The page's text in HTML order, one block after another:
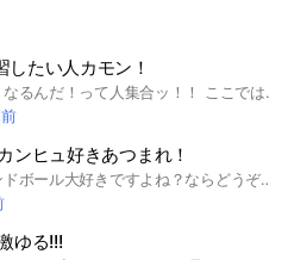
たい人カモン！
イラスト本気で上手くなるんだ！って人集合ッ！！ ここではイラスト練習やイラスト添削をするオープンチャットです。 イラストが上手くなりたい！アドバイスを貰いたい！って人は是非入ってみてください！ ---------------------------------- このオプのルールです！ オプに入ったらノートに自己紹介お願いします！ ーーーーーーーーーーーーーーーーーーーーーーー [NG一覧] ・誹謗中傷、暴言、荒らし ・他人のプライバシー暴露 ・過度な連投、スタ連 ・無断スクショ、無断保存 ・自作発言（トレス等もNG） ・公言無しの模写、トレス ・副官クレクレ ・過度な関係のない話（URL等は他界隈へ！） ・AIイラストの投稿 ・AIでの学習 ーーーーーーーーーーーーーーーーーーーーーーー ［一応書いてるOK一覧］ ・H、グロはノートにワンク挟んだらOK！ ーーーーーーーーーーーーーーーーーーーーーーー NG一覧以外のものは常識の範囲でOKです！！ みんなで楽しいオプにしましょう！ ※個人のプライバシーの暴露は自己責任でお願いします -イベント- - -トークルーム- -本オプ -ガチ練習部屋 -相談部屋 -管理人・副管理人部屋 -タグ表- #イラスト #練習 #イラスト練習 #デジタル #アナログ #上手くなりたい #うまくなりたい #本気 #成長したい #イラスト上達 #上達 #添削 #アドバイス #絵 #お絵描き
ンヒュ好きあつまれ！
あっ！あなたポーランドボール大好きですよね？ならどうぞ入って行ってください！イラスト投げてもいいし、雑談に花を咲かせてもOK！無通知部屋完備！初心者？どうぞどうぞ、他の界隈から？どうぞどうぞ！荒らしはもちろんお断り！ 即蹴ります！ 入ってきたら大事なノート見てねぇ～ ～禁止事項～ 荒らしとか個人情報暴露とかやめてね絶対？ 即抜けお断り！ 誹謗中傷禁止！ ～ハッシュタグの乱用↓～ #ポーランドボール #雑談 #CH #PB #CB #カンヒュ #イラスト #ポーランドボール界隈好きな人ぉ#雑談好き #ポーランドボールオプチャ同盟加盟オプ なんだぜ
ゆる!!!